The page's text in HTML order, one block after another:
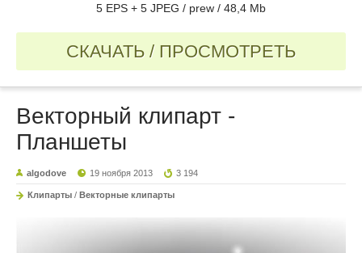
5 EPS + 5 JPEG / prew / 48,4 Mb
СКАЧАТЬ / ПРОСМОТРЕТЬ
Векторный клипарт -
Планшеты
algodove 19 ноября 2013 3 194
Клипарты / Векторные клипарты